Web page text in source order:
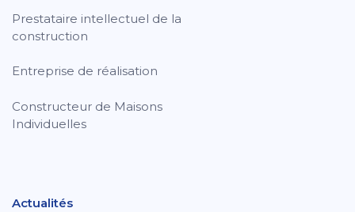
Prestataire intellectuel de la
construction
Entreprise de réalisation
Constructeur de Maisons
Individuelles
Actualités